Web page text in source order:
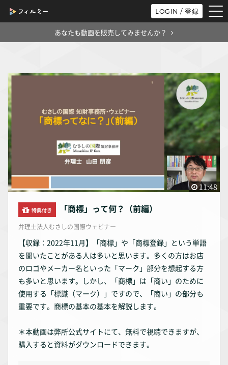
LOGIN / 登録
あなたも動画を販売してみませんか？
11:48
特典付き 「商標」って何？（前編）
弁理士法人むさしの国際ウェビナー
【収録：2022年11月】「商標」や「商標登録」という単語
を聞いたことがある人は多いと思います。多くの方はお店
のロゴやメーカー名といった「マーク」部分を想起する方
も多いと思います。しかし、「商標」は「商い」のために
使用する「標識（マーク）」ですので、「商い」の部分も
重要です。商標の基本の基本を解説します。
＊本動画は弊所公式サイトにて、無料で視聴できますが、
購入すると資料がダウンロードできます。